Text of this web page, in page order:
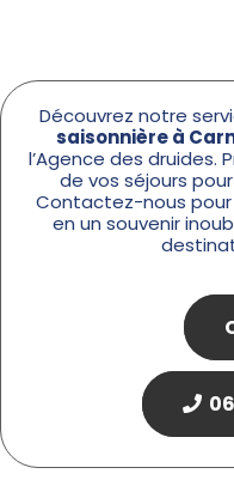
Découvrez notre
saisonnière à
l’Agence des druides.
de vos séjours
Contactez-nous
en un souvenir
06